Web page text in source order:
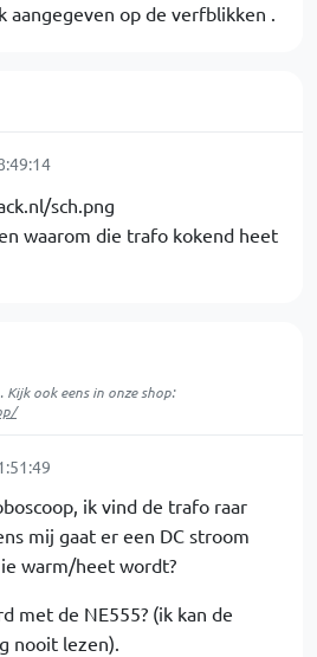
aangegeven op de verfblikken .
waarom die trafo kokend heet
Kijk ook eens in onze shop:
ik vind de trafo raar
mij gaat er een DC stroom
warm/heet wordt?
met de NE555? (ik kan de
nooit lezen).